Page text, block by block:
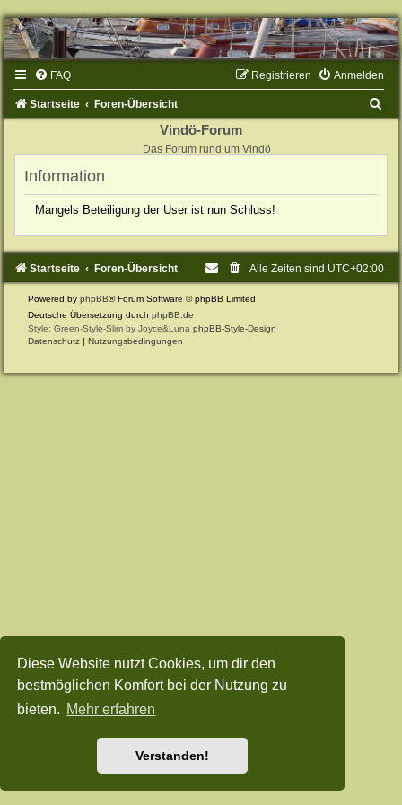
Diese Website nutzt Cookies, um dir den
bestmöglichen Komfort bei der Nutzung zu
bieten. Mehr erfahren
Verstanden!
FAQ Anmelden
Registrieren
Startseite Foren-Übersicht
Vindö-Forum
Das Forum rund um Vindö
Information
Mangels Beteiligung der User ist nun Schluss!
Startseite Foren-Übersicht Alle Zeiten sind UTC+02:00
Powered by phpBB® Forum Software © phpBB Limited
Deutsche Übersetzung durch phpBB.de
Style: Green-Style-Slim by Joyce&Luna phpBB-Style-Design
Datenschutz | Nutzungsbedingungen